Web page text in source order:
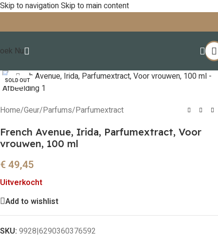
Skip to navigationSkip to main content
Nu
SOLD OUTClick to enlarge
Home/Geur/Parfums/Parfumextract
French Avenue, Irida, Parfumextract, Voor
vrouwen, 100 ml
€49,45
Uitverkocht
Add to wishlist
SKU: 9928|6290360376592